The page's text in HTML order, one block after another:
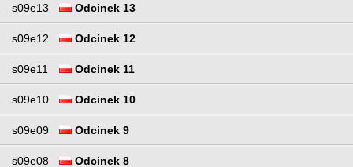
s09e13 Odcinek 13
s09e12 Odcinek 12
s09e11 Odcinek 11
s09e10 Odcinek 10
s09e09 Odcinek 9
s09e08 Odcinek 8